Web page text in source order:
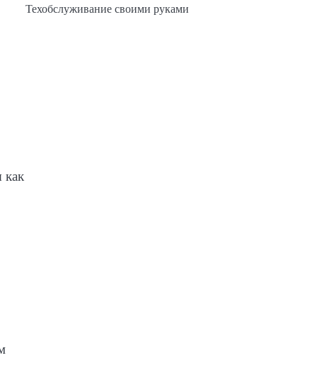
как
Техобслуживание своими руками